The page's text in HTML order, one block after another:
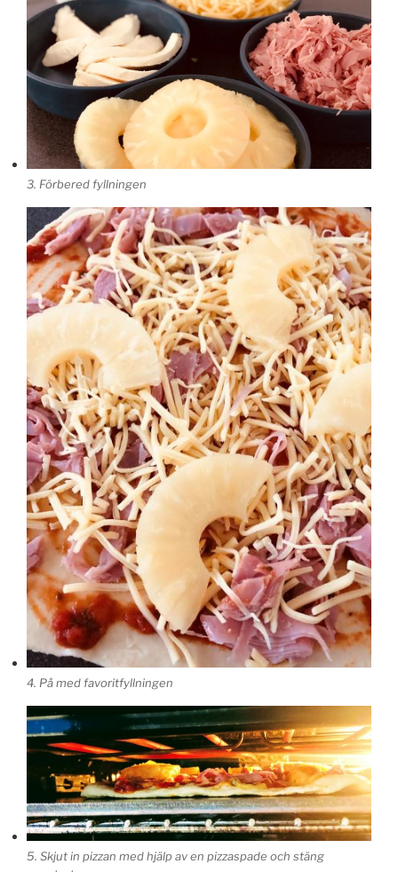
3. Förbered fyllningen
4. På med favoritfyllningen
5. Skjut in pizzan med hjälp av en pizzaspade och stäng